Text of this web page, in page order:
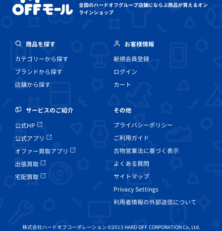
全国のハードオフグループ店舗にならぶ商品が買えるオン
ラインショップ
商品を探す
カテゴリーから探す
ブランドから探す
店舗から探す
お客様情報
新規会員登録
ログイン
カート
サービスのご紹介
公式HP
公式アプリ
オファー買取アプリ
出張買取
宅配買取
その他
プライバシーポリシー
ご利用ガイド
古物営業法に基づく表示
よくある質問
サイトマップ
Privacy Settings
利用者情報の外部送信について
株式会社ハードオフコーポレーション ©2013 HARD OFF CORPORATION Co, Ltd.